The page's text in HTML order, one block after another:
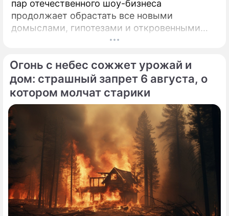
пар отечественного шоу-бизнеса
продолжает обрастать все новыми
домыслами, гипотезами и откровенными
сплетнями. Когда Федор Бондарчук и его
официально расторгли брак,
общественность удовлетворилась вполне
нейтральным объяснением.
Огонь с небес сожжет урожай и
дом: страшный запрет 6 августа, о
котором молчат старики